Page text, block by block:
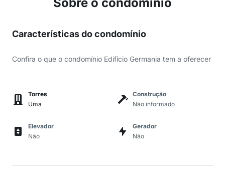
Características do condomínio
Confira o que o condomínio Edifício Germania tem a oferecer
Torres
Uma
Construção
Não informado
Elevador
Não
Gerador
Não